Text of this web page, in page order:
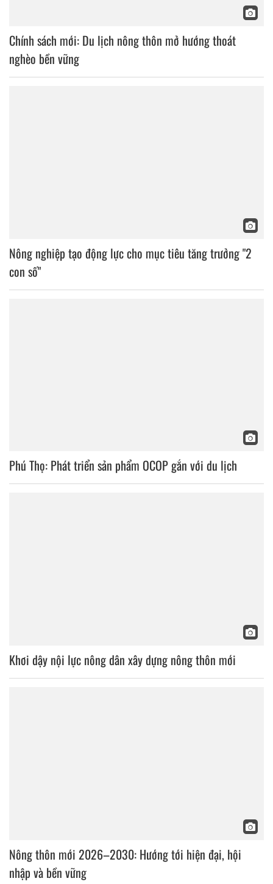
Chính sách mới: Du lịch nông thôn mở hướng thoát
nghèo bền vững
Nông nghiệp tạo động lực cho mục tiêu tăng trưởng "2
con số"
Phú Thọ: Phát triển sản phẩm OCOP gắn với du lịch
Khơi dậy nội lực nông dân xây dựng nông thôn mới
Nông thôn mới 2026–2030: Hướng tới hiện đại, hội
nhập và bền vững